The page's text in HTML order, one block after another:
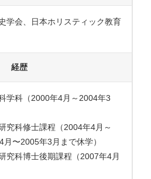
学会、日本ホリスティック教育
経歴
学科（2000年4月～2004年3
究科修士課程（2004年4月～
〜2005年3月まで休学）
究科博士後期課程（2007年4月